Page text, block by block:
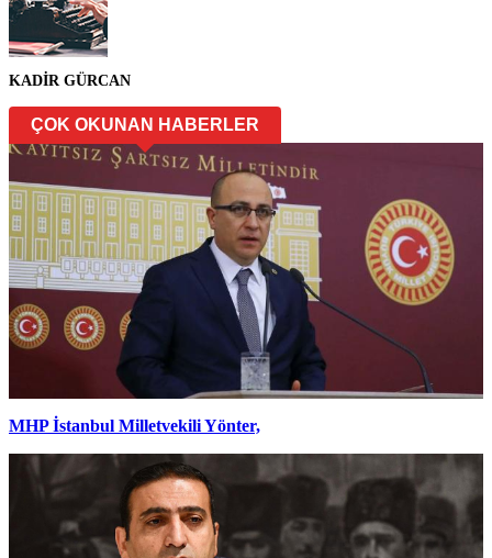
KADİR GÜRCAN
ÇOK OKUNAN HABERLER
MHP İstanbul Milletvekili Yönter,